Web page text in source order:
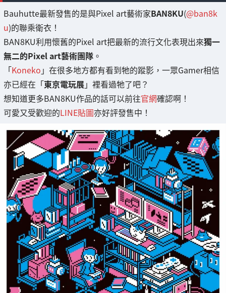
Bauhutte最新發售的是與Pixel art藝術家BAN8KU(@ban8k
u)的聯乘衛衣！
BAN8KU利用懷舊的Pixel art把最新的流行文化表現出來獨一
無二的Pixel art藝術團隊 。
「Koneko 」在很多地方都有看到牠的蹤影，一眾Gamer相信
亦已經在「東京電玩展」裡看過牠了吧？
想知道更多BAN8KU作品的話可以前往官網確認啊！
可愛又受歡迎的LINE貼圖亦好評發售中！